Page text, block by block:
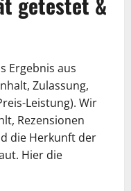
Ergebnis aus
Zulassung,
Leistung). Wir
Rezensionen
die Herkunft der
Hier die